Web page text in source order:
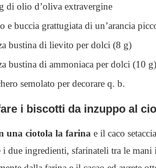
di olio d’oliva extravergine
e buccia grattugiata di un’arancia
bustina di lievito per dolci (8 g)
bustina di ammoniaca per dolci (10 g)
semolato per decorare q. b.
i biscotti da inzuppo al
una ciotola la farina e il caco
i due ingredienti, sfarinateli tra le